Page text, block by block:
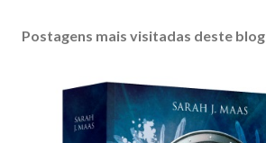
s
Postagens mais visitadas deste blog